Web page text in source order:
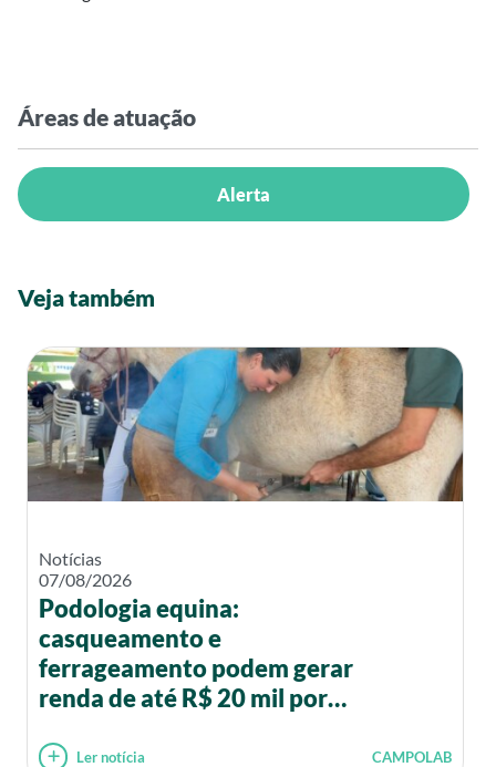
Áreas de atuação
Alerta
Veja também
Notícias
07/08/2026
Podologia equina:
casqueamento e
ferrageamento podem gerar
renda de até R$ 20 mil por
Ler notícia CAMPOLAB